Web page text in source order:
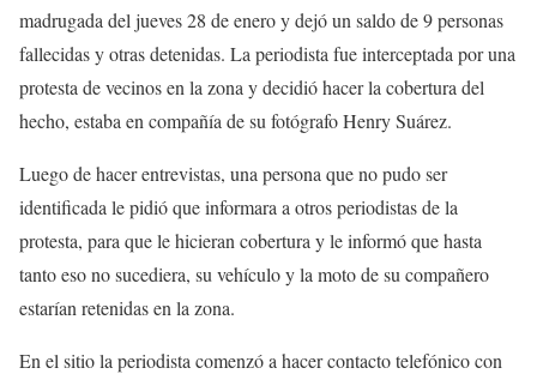
madrugada del jueves 28 de enero y dejó un saldo de 9 personas
fallecidas y otras detenidas. La periodista fue interceptada por una
protesta de vecinos en la zona y decidió hacer la cobertura del
hecho, estaba en compañía de su fotógrafo Henry Suárez.
Luego de hacer entrevistas, una persona que no pudo ser
identificada le pidió que informara a otros periodistas de la
protesta, para que le hicieran cobertura y le informó que hasta
tanto eso no sucediera, su vehículo y la moto de su compañero
estarían retenidas en la zona.
En el sitio la periodista comenzó a hacer contacto telefónico con